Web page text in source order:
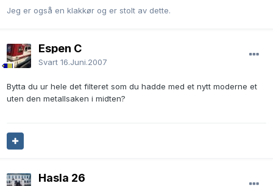
Jeg er også en klakkør og er stolt av dette.
Espen C
Svart 16.Juni.2007
Bytta du ur hele det filteret som du hadde med et nytt moderne et
uten den metallsaken i midten?
Hasla 26